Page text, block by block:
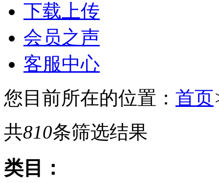
下载上传
会员之声
客服中心
您目前所在的位置： 首页
共810条筛选结果
类目：